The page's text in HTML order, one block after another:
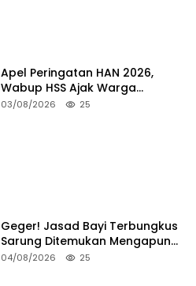
Apel Peringatan HAN 2026,
Wabup HSS Ajak Warga
Wujudkan Lingkungan Ramah
03/08/2026 25
Geger! Jasad Bayi Terbungkus
Sarung Ditemukan Mengapung
di Sungai HSU
04/08/2026 25